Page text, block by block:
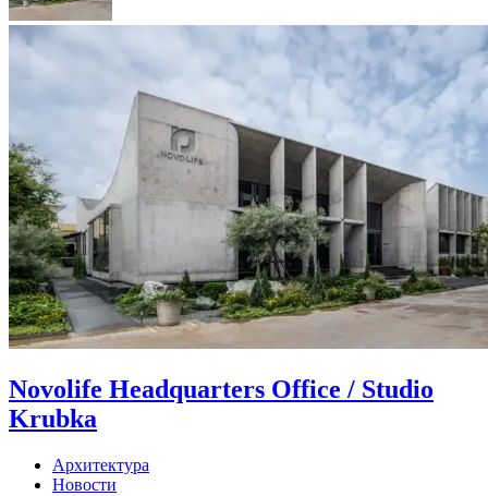
Novolife Headquarters Office / Studio
Krubka
Архитектура
Новости